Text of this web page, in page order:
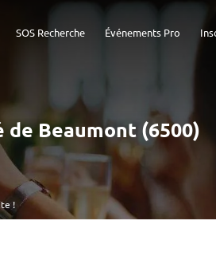
Événements Pro
SOS Recherche
!
Beaumont (6500)